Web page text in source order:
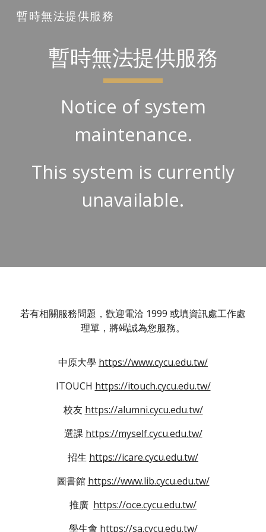
Skip to main content
暫時無法提供服務
暫時無法提供服務
Notice of system
maintenance.
This system is currently
unavailable.
若有相關服務問題，歡迎電洽 1999 或填資訊處工作處
理單，將竭誠為您服務。
中原大學 https://www.cycu.edu.tw/
ITOUCH https://itouch.cycu.edu.tw/
校友 https://alumni.cycu.edu.tw/
選課 https://myself.cycu.edu.tw/
招生 https://icare.cycu.edu.tw/
圖書館 https://www.lib.cycu.edu.tw/
推廣 https://oce.cycu.edu.tw/
學生會 https://sa.cycu.edu.tw/